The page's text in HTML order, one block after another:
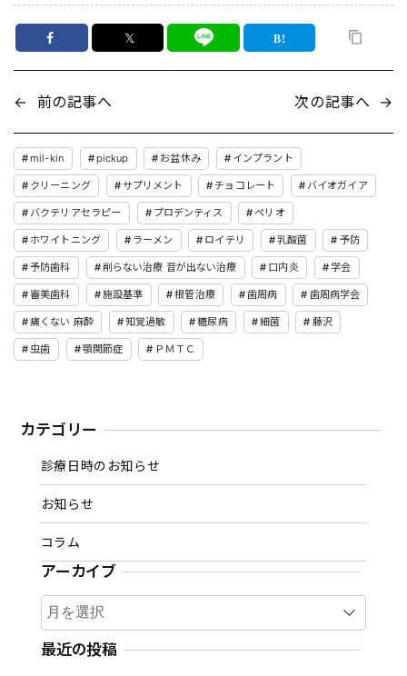
𝕏
← 前の記事へ 次の記事へ →
mil-kin pickup お盆休み インプラント
クリーニング サプリメント チョコレート バイオガイア
バクテリアセラピー プロデンティス ペリオ
ホワイトニング ラーメン ロイテリ 乳酸菌 予防
予防歯科 削らない治療 音が出ない治療 口内炎 学会
審美歯科 施設基準 根管治療 歯周病 歯周病学会
痛くない 麻酔 知覚過敏 糖尿病 細菌 藤沢
虫歯 顎関節症 ＰＭＴＣ
カテゴリー
診療日時のお知らせ
お知らせ
コラム
アーカイブ
ア
ー
カ
最近の投稿